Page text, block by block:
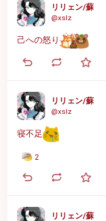
リリェン/蘇
@xslz
己への怒り
リリェン/蘇
@xslz
寝不足
2
リリェン/蘇